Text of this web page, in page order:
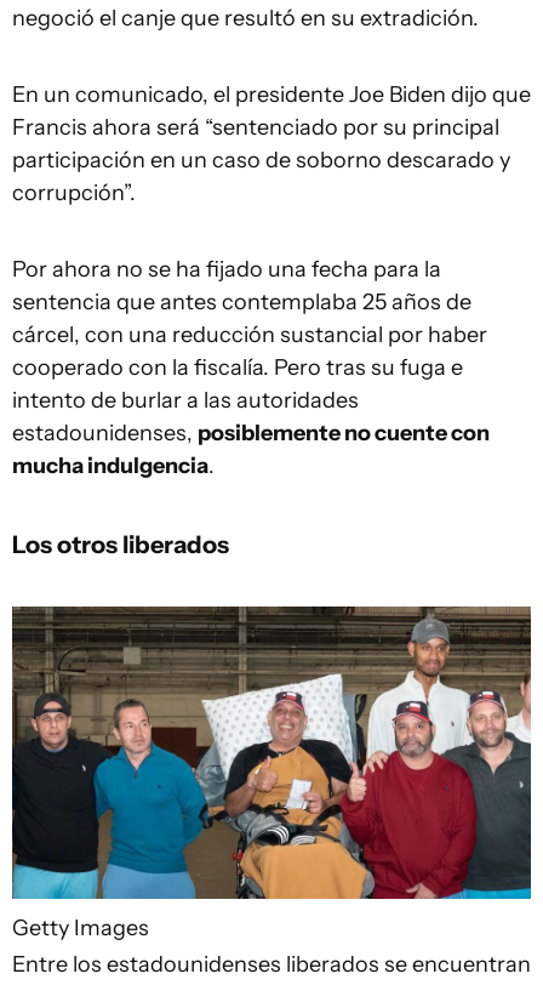
negoció el canje que resultó en su extradición.
En un comunicado, el presidente Joe Biden dijo que
Francis ahora será “sentenciado por su principal
participación en un caso de soborno descarado y
corrupción”.
Por ahora no se ha fijado una fecha para la
sentencia que antes contemplaba 25 años de
cárcel, con una reducción sustancial por haber
cooperado con la fiscalía. Pero tras su fuga e
intento de burlar a las autoridades
estadounidenses, posiblemente no cuente con
mucha indulgencia.
Los otros liberados
Getty Images
Entre los estadounidenses liberados se encuentran